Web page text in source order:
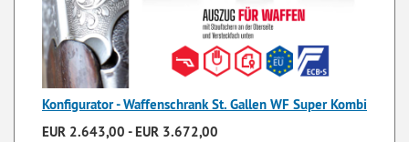
Konfigurator - Waffenschrank St. Gallen WF Super Kombi
EUR 2.643,00 - EUR 3.672,00